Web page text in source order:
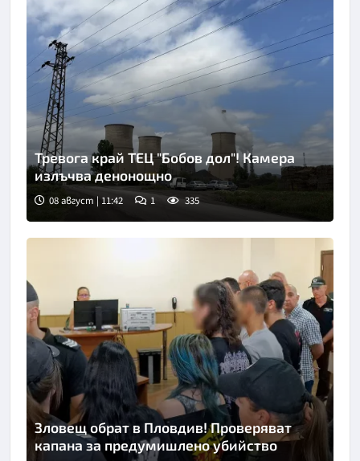
Тревога край ТЕЦ "Бобов дол"! Камера
излъчва денонощно
08 август | 11:42 1 335
Зловещ обрат в Пловдив! Проверяват
капана за предумишлено убийство